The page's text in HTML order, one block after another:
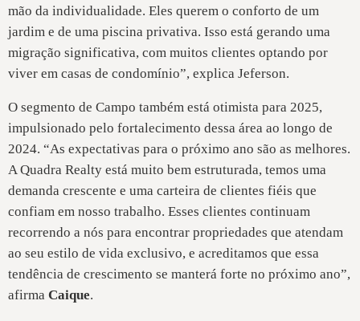
mão da individualidade. Eles querem o conforto de um
jardim e de uma piscina privativa. Isso está gerando uma
migração significativa, com muitos clientes optando por
viver em casas de condomínio”, explica Jeferson.
O segmento de Campo também está otimista para 2025,
impulsionado pelo fortalecimento dessa área ao longo de
2024. “As expectativas para o próximo ano são as melhores.
A Quadra Realty está muito bem estruturada, temos uma
demanda crescente e uma carteira de clientes fiéis que
confiam em nosso trabalho. Esses clientes continuam
recorrendo a nós para encontrar propriedades que atendam
ao seu estilo de vida exclusivo, e acreditamos que essa
tendência de crescimento se manterá forte no próximo ano”,
afirma Caique.